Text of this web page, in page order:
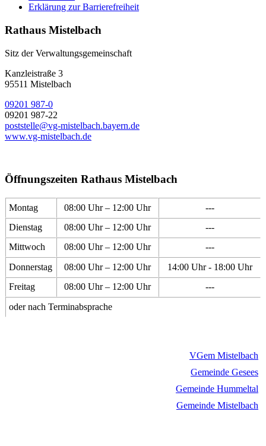
Erklärung zur Barrierefreiheit
Rathaus Mistelbach
Sitz der Verwaltungsgemeinschaft
Kanzleistraße 3
95511 Mistelbach
09201 987-0
09201 987-22
poststelle@vg-mistelbach.bayern.de
www.vg-mistelbach.de
Öffnungszeiten Rathaus Mistelbach
Montag 08:00 Uhr – 12:00 Uhr
---
Dienstag
08:00 Uhr – 12:00 Uhr
---
Mittwoch
08:00 Uhr – 12:00 Uhr
---
Donnerstag
08:00 Uhr – 12:00 Uhr
14:00 Uhr - 18:00 Uhr
Freitag
08:00 Uhr – 12:00 Uhr
---
oder nach Terminabsprache
VGem Mistelbach
Gemeinde Gesees
Gemeinde Hummeltal
Gemeinde Mistelbach